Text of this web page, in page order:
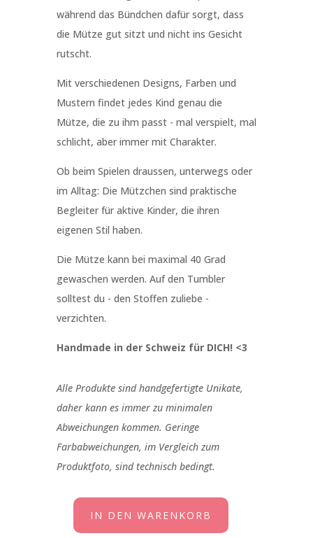
während das Bündchen dafür sorgt, dass
die Mütze gut sitzt und nicht ins Gesicht
rutscht.
Mit verschiedenen Designs, Farben und
Mustern findet jedes Kind genau die
Mütze, die zu ihm passt - mal verspielt, mal
schlicht, aber immer mit Charakter.
Ob beim Spielen draussen, unterwegs oder
im Alltag: Die Mützchen sind praktische
Begleiter für aktive Kinder, die ihren
eigenen Stil haben.
Die Mütze kann bei maximal 40 Grad
gewaschen werden. Auf den Tumbler
solltest du - den Stoffen zuliebe -
verzichten.
Handmade in der Schweiz für DICH! <3
Alle Produkte sind handgefertigte Unikate,
daher kann es immer zu minimalen
Abweichungen kommen. Geringe
Farbabweichungen, im Vergleich zum
Produktfoto, sind technisch bedingt.
Beanie
IN DEN WARENKORB